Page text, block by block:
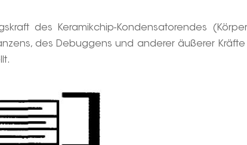
des Keramikchip-Kondensatorendes
des Debuggens und anderer äußerer